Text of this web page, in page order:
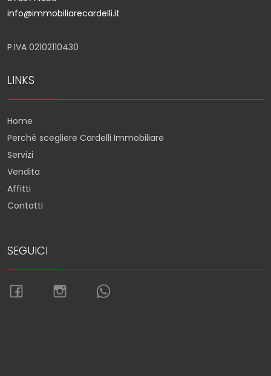
info@immobiliarecardelli.it
P.IVA 02102110430
LINKS
Home
Perchè scegliere Cardelli Immobiliare
Servizi
Vendita
Affitti
Contatti
SEGUICI